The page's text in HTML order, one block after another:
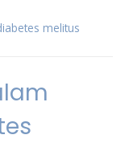
melitus